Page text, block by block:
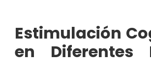
Estimulación
en Diferentes